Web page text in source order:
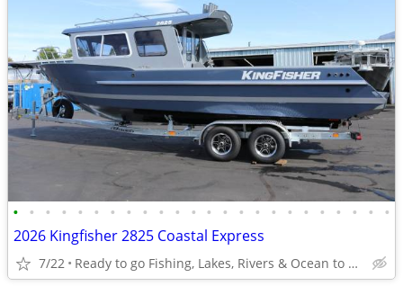
• • • • • • • • • • • • • • • • • • • • • • • •
2026 Kingfisher 2825 Coastal Express
7/22 Ready to go Fishing, Lakes, Rivers & Ocean to Bays